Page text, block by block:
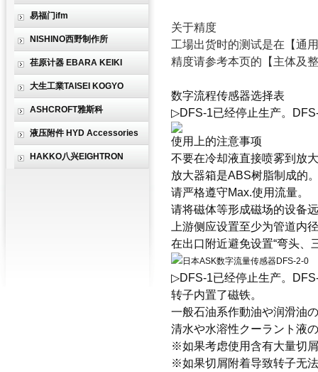
易福门ifm
NISHINO西野制作所
荏原计器 EBARA KEIKI
大生工業TAISEI KOGYO
ASHCROFT雅斯科
液压附件 HYD Accessories
HAKKO八兴EIGHTRON
关于精度
工場出货时的测试是在【通
精度请参考本页的【主体及
数字流程传感器选择表
▷DFS-1已经停止生产。
使用上的注意事项
不要在冷却液直接喷雾到放
放大器箱是ABS树脂制成的
请严格遵守Max.使用流量。
请将磁体等形成磁场的设备
上游侧应设置至少为管道内
在出口附近避免设置“弯头、
▷DFS-1已经停止生产。
转子内置了磁铁。
一般石油系作動油や润滑油
清水や水溶性クーラント液
※如果考虑使用含有大量切
※如果切屑附着导致转子无